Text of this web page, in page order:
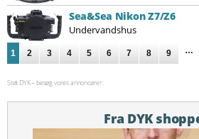
Sea&Sea Nikon Z7/Z6
Undervandshus
Sider
1 2 3 4 5 6 7 8 9 …
Støt DYK – besøg vores annoncører:
Fra DYK